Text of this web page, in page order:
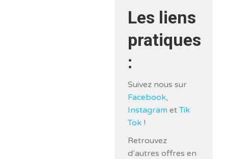
Les liens
pratiques
:
Suivez nous sur
Facebook,
Instagram etTik
Tok !
Retrouvez
d’autres offres en